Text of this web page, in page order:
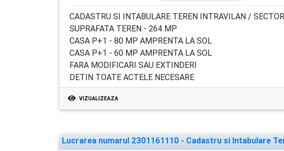
CADASTRU SI INTABULARE TEREN INTRAVILAN /
SUPRAFATA TEREN - 264 MP
CASA P+1 - 80 MP AMPRENTA LA SOL
CASA P+1 - 60 MP AMPRENTA LA SOL
FARA MODIFICARI SAU EXTINDERI
DETIN TOATE ACTELE NECESARE
VIZUALIZEAZA
Lucrarea numarul 2301161110 - Cadastru si Intabulare